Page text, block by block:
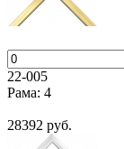
22-005
Рама: 4
28392 руб.